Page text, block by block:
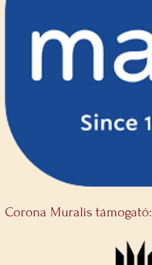
Corona Muralis támogató: